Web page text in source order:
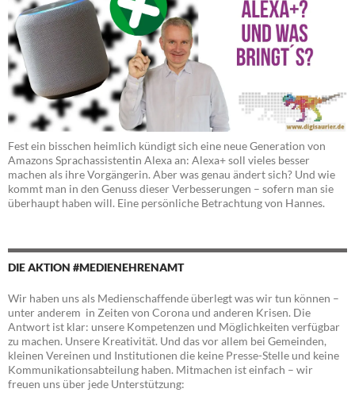
Fest ein bisschen heimlich kündigt sich eine neue Generation von
Amazons Sprachassistentin Alexa an: Alexa+ soll vieles besser
machen als ihre Vorgängerin. Aber was genau ändert sich? Und wie
kommt man in den Genuss dieser Verbesserungen – sofern man sie
überhaupt haben will. Eine persönliche Betrachtung von Hannes.
DIE AKTION #MEDIENEHRENAMT
Wir haben uns als Medienschaffende überlegt was wir tun können –
unter anderem in Zeiten von Corona und anderen Krisen. Die
Antwort ist klar: unsere Kompetenzen und Möglichkeiten verfügbar
zu machen. Unsere Kreativität. Und das vor allem bei Gemeinden,
kleinen Vereinen und Institutionen die keine Presse-Stelle und keine
Kommunikationsabteilung haben. Mitmachen ist einfach – wir
freuen uns über jede Unterstützung: